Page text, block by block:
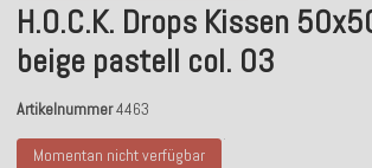
Momentan nicht verfügbar
H.O.C.K. Drops Kissen
beige pastell col. 03
Artikelnummer4463